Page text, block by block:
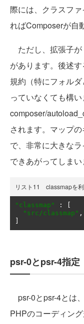
際には、クラスフ
ればComposerが自
ただし、拡張子が
があります。後述
規約（特にフォル
っていなくても構
composer/
されます。マップ
で、非常に大きな
できあがってしまい
リスト11 classmapを
"classmap" :
"src/classmap" ,
psr-0とpsr-4指定
psr-0とpsr-4とは、
PHPのコーディン